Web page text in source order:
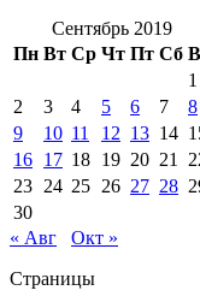
Сентябрь 2019
Пн Вт Ср Чт Пт Сб
1
2
3 4 5 6 7
8
9
10 11 12 13 14
16 17 18 19 20 21
23 24 25 26 27 28
30
« Авг
Окт »
Страницы